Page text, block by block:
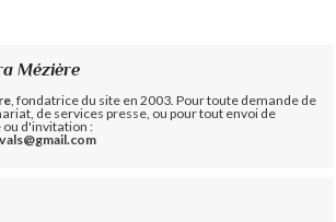
Mézière
, fondatrice du site en 2003. Pour toute demande de
de services presse, ou pour tout envoi de
ou d'invitation :